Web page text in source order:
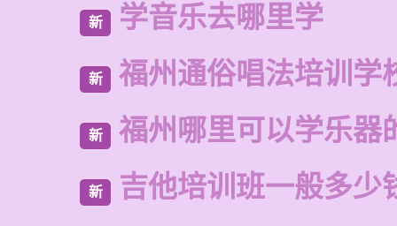
新 学音乐去哪里学
新 福州通俗唱法培训学
新 福州哪里可以学乐器
新 吉他培训班一般多少